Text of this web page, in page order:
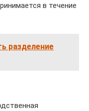
в течение
разделение